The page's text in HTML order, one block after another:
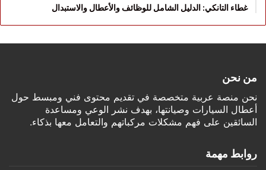
غطاء التانكي: الدليل الشامل للوظائف والأعطال والاستبدال
من نحن
نحن منصة عربية متخصصة في تقديم محتوى فني ومبسط حول
أعطال السيارات وصيانتها، بهدف نشر الوعي ومساعدة
السائقين على فهم مشكلات مركباتهم والتعامل معها بذكاء.
روابط مهمة